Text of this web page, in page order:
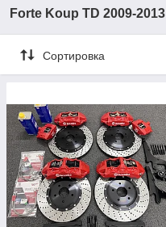
Forte Koup TD 2009-2013
Сортировка